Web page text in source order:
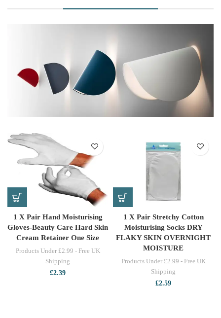
1 X Pair Hand Moisturising
Gloves-Beauty Care Hard Skin
Cream Retainer One Size
Products Under £2.99 - Free UK
Shipping
£2.39
1 X Pair Stretchy Cotton
Moisturising Socks DRY
FLAKY SKIN OVERNIGHT
MOISTURE
Products Under £2.99 - Free UK
Shipping
£2.59